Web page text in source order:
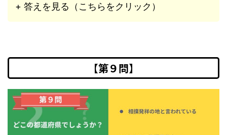
+ 答えを見る（こちらをクリック）
【第９問】